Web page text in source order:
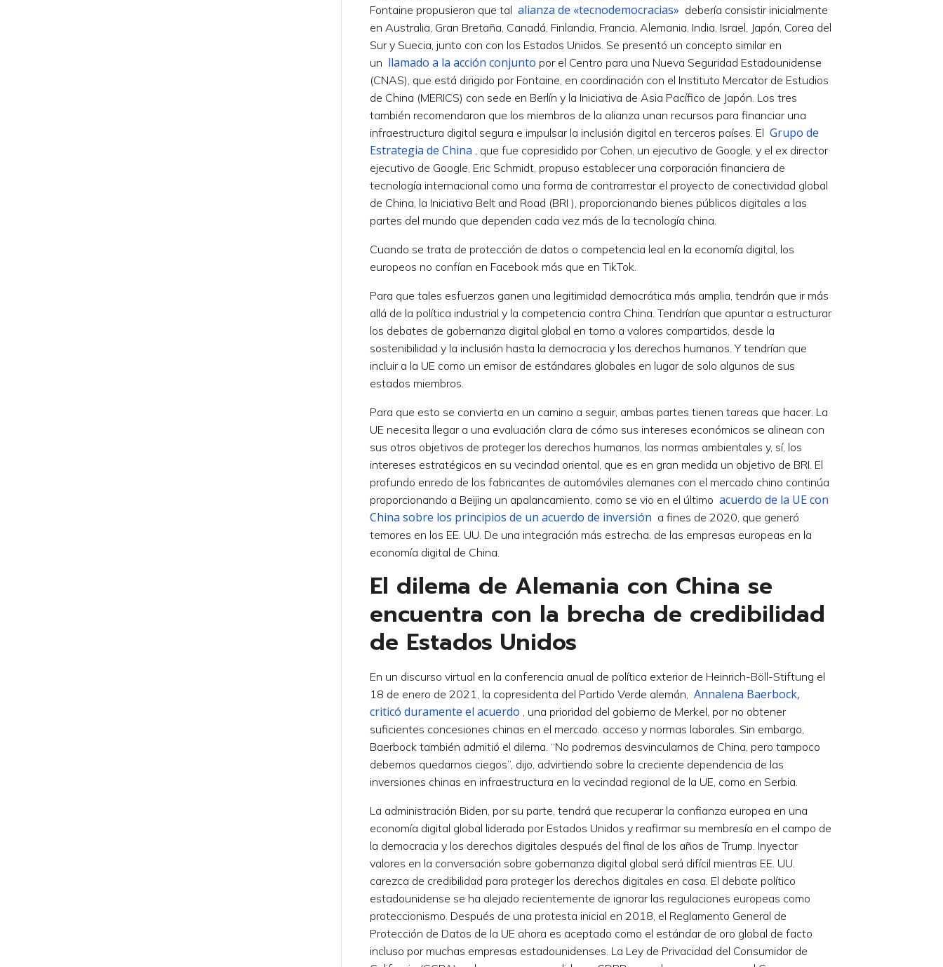
Fontaine propusieron que talalianza de «tecnodemocracias» debería consistir inicialmente
en Australia, Gran Bretaña, Canadá, Finlandia, Francia, Alemania, India, Israel, Japón, Corea del
Sur y Suecia, junto con con los Estados Unidos. Se presentó un concepto similar en
un llamado a la acción conjunto por el Centro para una Nueva Seguridad Estadounidense
(CNAS), que está dirigido por Fontaine, en coordinación con el Instituto Mercator de Estudios
de China (MERICS) con sede en Berlín y la Iniciativa de Asia Pacífico de Japón. Los tres
también recomendaron que los miembros de la alianza unan recursos para financiar una
infraestructura digital segura e impulsar la inclusión digital en terceros países. El Grupo de
Estrategia de China , que fue copresidido por Cohen, un ejecutivo de Google, y el ex director
ejecutivo de Google, Eric Schmidt, propuso establecer una corporación financiera de
tecnología internacional como una forma de contrarrestar el proyecto de conectividad global
de China, la Iniciativa Belt and Road (BRI ), proporcionando bienes públicos digitales a las
partes del mundo que dependen cada vez más de la tecnología china.
Cuando se trata de protección de datos o competencia leal en la economía digital, los
europeos no confían en Facebook más que en TikTok.
Para que tales esfuerzos ganen una legitimidad democrática más amplia, tendrán que ir más
allá de la política industrial y la competencia contra China. Tendrían que apuntar a estructurar
los debates de gobernanza digital global en torno a valores compartidos, desde la
sostenibilidad y la inclusión hasta la democracia y los derechos humanos. Y tendrían que
incluir a la UE como un emisor de estándares globales en lugar de solo algunos de sus
estados miembros.
Para que esto se convierta en un camino a seguir, ambas partes tienen tareas que hacer. La
UE necesita llegar a una evaluación clara de cómo sus intereses económicos se alinean con
sus otros objetivos de proteger los derechos humanos, las normas ambientales y, sí, los
intereses estratégicos en su vecindad oriental, que es en gran medida un objetivo de BRI. El
profundo enredo de los fabricantes de automóviles alemanes con el mercado chino continúa
proporcionando a Beijing un apalancamiento, como se vio en el últimoacuerdo de la UE con
China sobre los principios de un acuerdo de inversión a fines de 2020, que generó
temores en los EE. UU. De una integración más estrecha. de las empresas europeas en la
economía digital de China.
El dilema de Alemania con China se
encuentra con la brecha de credibilidad
de Estados Unidos
En un discurso virtual en la conferencia anual de política exterior de Heinrich-Böll-Stiftung el
18 de enero de 2021, la copresidenta del Partido Verde alemán,Annalena Baerbock,
criticó duramente el acuerdo , una prioridad del gobierno de Merkel, por no obtener
suficientes concesiones chinas en el mercado. acceso y normas laborales. Sin embargo,
Baerbock también admitió el dilema. “No podremos desvincularnos de China, pero tampoco
debemos quedarnos ciegos”, dijo, advirtiendo sobre la creciente dependencia de las
inversiones chinas en infraestructura en la vecindad regional de la UE, como en Serbia.
La administración Biden, por su parte, tendrá que recuperar la confianza europea en una
economía digital global liderada por Estados Unidos y reafirmar su membresía en el campo de
la democracia y los derechos digitales después del final de los años de Trump. Inyectar
valores en la conversación sobre gobernanza digital global será difícil mientras EE. UU.
carezca de credibilidad para proteger los derechos digitales en casa. El debate político
estadounidense se ha alejado recientemente de ignorar las regulaciones europeas como
proteccionismo. Después de una protesta inicial en 2018, el Reglamento General de
Protección de Datos de la UE ahora es aceptado como el estándar de oro global de facto
incluso por muchas empresas estadounidenses. La Ley de Privacidad del Consumidor de